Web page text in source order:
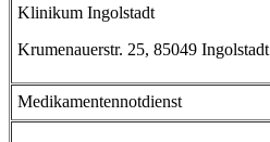
Klinikum Ingolstadt
Krumenauerstr. 25, 85049 Ingolstadt
Medikamentennotdienst